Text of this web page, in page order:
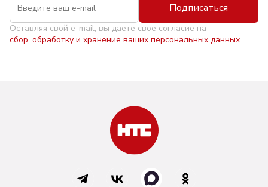
Подписаться
Оставляя свой e-mail, вы даете свое согласие на
сбор, обработку и хранение ваших персональных данных